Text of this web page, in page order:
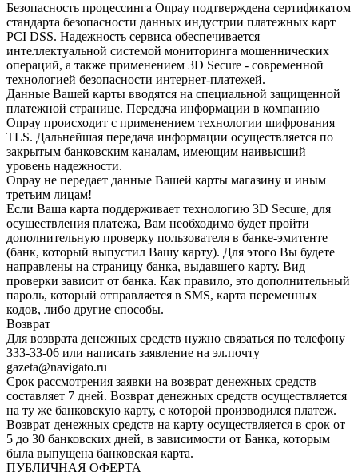
Безопасность процессинга Onpay подтверждена сертификатом
стандарта безопасности данных индустрии платежных карт
PCI DSS. Надежность сервиса обеспечивается
интеллектуальной системой мониторинга мошеннических
операций, а также применением 3D Secure - современной
технологией безопасности интернет-платежей.
Данные Вашей карты вводятся на специальной защищенной
платежной странице. Передача информации в компанию
Onpay происходит с применением технологии шифрования
TLS. Дальнейшая передача информации осуществляется по
закрытым банковским каналам, имеющим наивысший
уровень надежности.
Onpay не передает данные Вашей карты магазину и иным
третьим лицам!
Если Ваша карта поддерживает технологию 3D Secure, для
осуществления платежа, Вам необходимо будет пройти
дополнительную проверку пользователя в банке-эмитенте
(банк, который выпустил Вашу карту). Для этого Вы будете
направлены на страницу банка, выдавшего карту. Вид
проверки зависит от банка. Как правило, это дополнительный
пароль, который отправляется в SMS, карта переменных
кодов, либо другие способы.
Возврат
Для возврата денежных средств нужно связаться по телефону
333-33-06 или написать заявление на эл.почту
gazeta@navigato.ru
Срок рассмотрения заявки на возврат денежных средств
составляет 7 дней. Возврат денежных средств осуществляется
на ту же банковскую карту, с которой производился платеж.
Возврат денежных средств на карту осуществляется в срок от
5 до 30 банковских дней, в зависимости от Банка, которым
была выпущена банковская карта.
ПУБЛИЧНАЯ ОФЕРТА